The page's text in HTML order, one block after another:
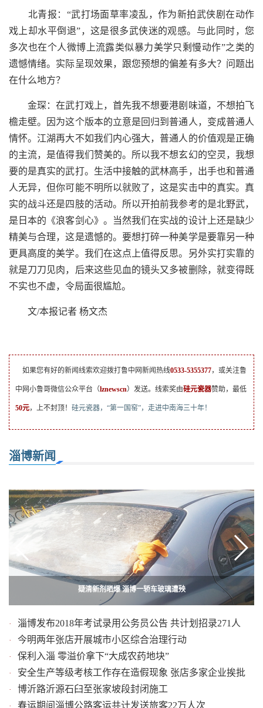
北青报：“武打场面草率凌乱，作为新拍武侠剧在动作
戏上却水平倒退”，这是很多武侠迷的观感。与此同时，您
多次也在个人微博上流露类似暴力美学只剩慢动作”之类的
遗憾情绪。实际呈现效果，跟您预想的偏差有多大？问题出
在什么地方？
金琛：在武打戏上，首先我不想要港剧味道，不想拍飞
檐走壁。因为这个版本的立意是回归到普通人，变成普通人
情怀。江湖再大不如我们内心强大，普通人的价值观是正确
的主流，是值得我们赞美的。所以我不想玄幻的空灵，我想
要的是真实的武打。生活中接触的武林高手，出手也和普通
人无异，但你可能不明所以就败了，这是实击中的真实。真
实的战斗还是四肢的活动。所以开拍前我参考的是北野武，
是日本的《浪客剑心》。当然我们在实战的设计上还是缺少
精美与合理，这是遗憾的。要想打碎一种美学是要靠另一种
更具高度的美学。我们在这点上值得反思。另外实打实靠的
就是刀刀见肉，后来这些见血的镜头又多被删除，就变得既
不实也不虚，令局面很尴尬。
文/本报记者 杨文杰
如果您有好的新闻线索欢迎拨打鲁中网新闻热线0533-5355377，或关注鲁
中网小鲁哥微信公众平台（lznewscn）发送。线索奖由硅元瓷器赞助，最低
50元，上不封顶！ 硅元瓷器，“第一国窑”，走进中南海三十年！
淄博新闻
第40个植树节：淄博3.3万人义务植树
疑清新剂晒爆 淄博一轿车玻璃遭殃
· 淄博发布2018年考试录用公务员公告 共计划招录271人
· 今明两年张店开展城市小区综合治理行动
· 保利入淄 零溢价拿下“大成农药地块”
· 安全生产等级考核工作存在造假现象 张店多家企业挨批
· 博沂路沂源石臼至张家坡段封闭施工
· 春运期间淄博公路客运共计发送旅客22万人次